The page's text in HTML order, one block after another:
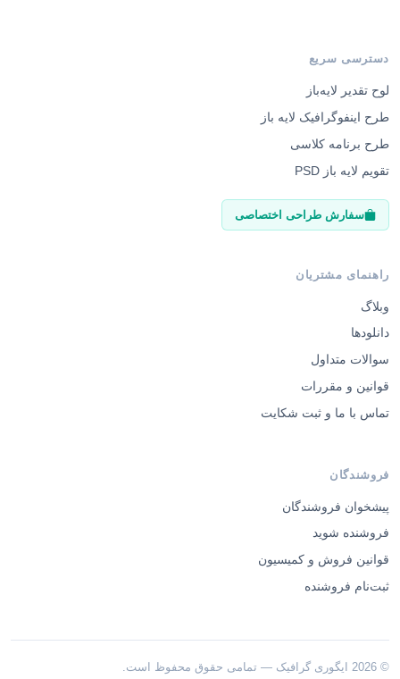
دسترسی سریع
لوح تقدیر لایه‌باز
طرح اینفوگرافیک لایه باز
طرح برنامه کلاسی
تقویم لایه باز PSD
سفارش طراحی اختصاصی
راهنمای مشتریان
وبلاگ
دانلودها
سوالات متداول
قوانین و مقررات
تماس با ما و ثبت شکایت
فروشندگان
پیشخوان فروشندگان
فروشنده شوید
قوانین فروش و کمیسیون
ثبت‌نام فروشنده
© 2026 ایگوری گرافیک — تمامی حقوق محفوظ است.